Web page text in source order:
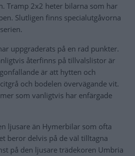
Tramp 2x2 heter bilarna som har
Slutligen finns specialutgåvorna
uppgraderats på en rad punkter.
återfinns på tillvalslistor är
är att hytten och
och bodelen övervägande vit.
som vanligtvis har enfärgade
ljusare än Hymerbilar som ofta
beror delvis på de väl tilltagna
på den ljusare trädekoren Umbria